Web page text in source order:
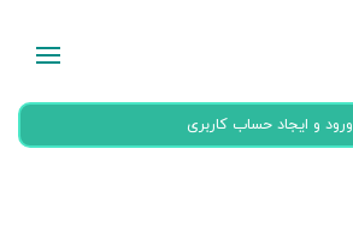
ورود و ایجاد حساب کاربری